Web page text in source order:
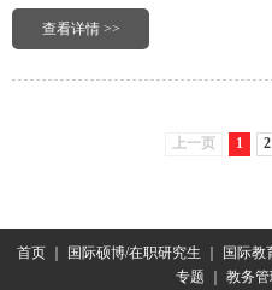
查看详情 >>
上一页 1 2
首页 ｜ 国际硕博/在职研究生 ｜ 国际教
专题 ｜ 教务管